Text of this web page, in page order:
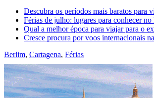
Descubra os períodos mais baratos para
Férias de julho: lugares para conhecer no
Qual a melhor época para viajar para o
Cresce procura por voos internacionais
Berlim, Cartagena, Férias